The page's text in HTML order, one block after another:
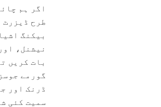
اگر ہم
طرح ڈیزرٹ
بیکنگ
نیشنل،
بات کریں
گورمے
ڈرنک اور
سمیت کئی